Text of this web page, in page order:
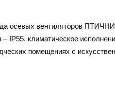
осевых вентиляторов
IP55, климатическое
помещениях с